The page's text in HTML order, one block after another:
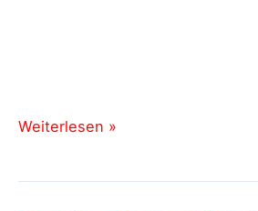
Einsatzstatistiken
Weiterlesen »